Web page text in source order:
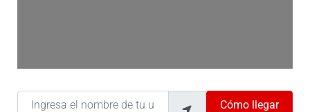
Ingresa el nombre de tu ubicación
Cómo llegar